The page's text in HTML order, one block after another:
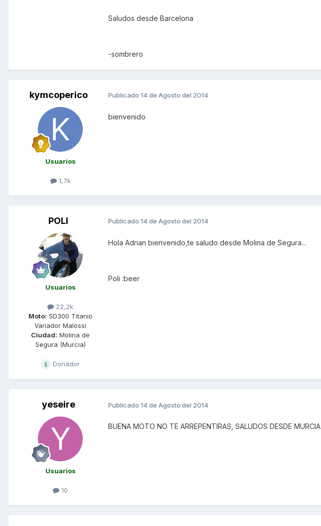
Saludos desde Barcelona
-sombrero
kymcoperico
Usuarios
1,7k
Publicado 14 de Agosto del 2014
bienvenido
POLI
Usuarios
22,2k
Moto: SD300 Titanio
Variador Malossi
Ciudad: Molina de
Segura (Murcia)
Donador
Publicado 14 de Agosto del 2014
Hola Adrian bienvenido,te saludo desde Molina de Segura...
Poli :beer
yeseire
Usuarios
10
Publicado 14 de Agosto del 2014
BUENA MOTO NO TE ARREPENTIRAS, SALUDOS DESDE MURCIA